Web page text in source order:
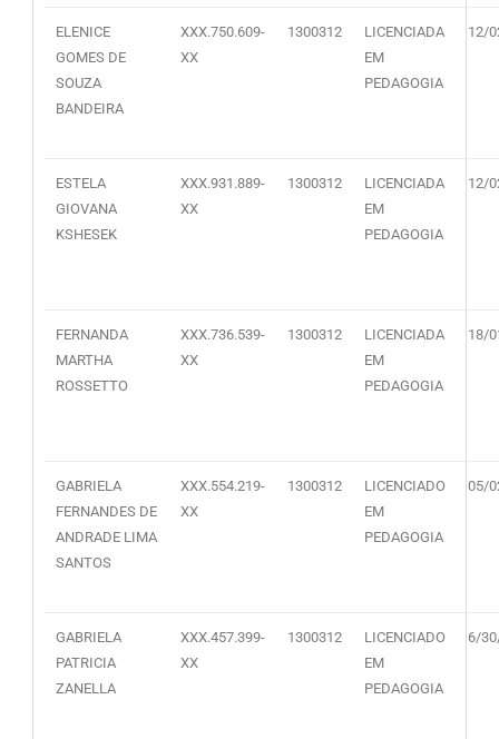
ELENICE
GOMES DE
SOUZA
BANDEIRA
XXX.750.609-
XX
1300312
LICENCIADA
EM
PEDAGOGIA
12/
ESTELA
GIOVANA
KSHESEK
XXX.931.889-
XX
1300312
LICENCIADA
EM
PEDAGOGIA
12/
FERNANDA
MARTHA
ROSSETTO
XXX.736.539-
XX
1300312
LICENCIADA
EM
PEDAGOGIA
18/
GABRIELA
FERNANDES DE
ANDRADE LIMA
SANTOS
XXX.554.219-
XX
1300312
LICENCIADO
EM
PEDAGOGIA
05/
GABRIELA
PATRICIA
ZANELLA
XXX.457.399-
XX
1300312
LICENCIADO
EM
PEDAGOGIA
6/